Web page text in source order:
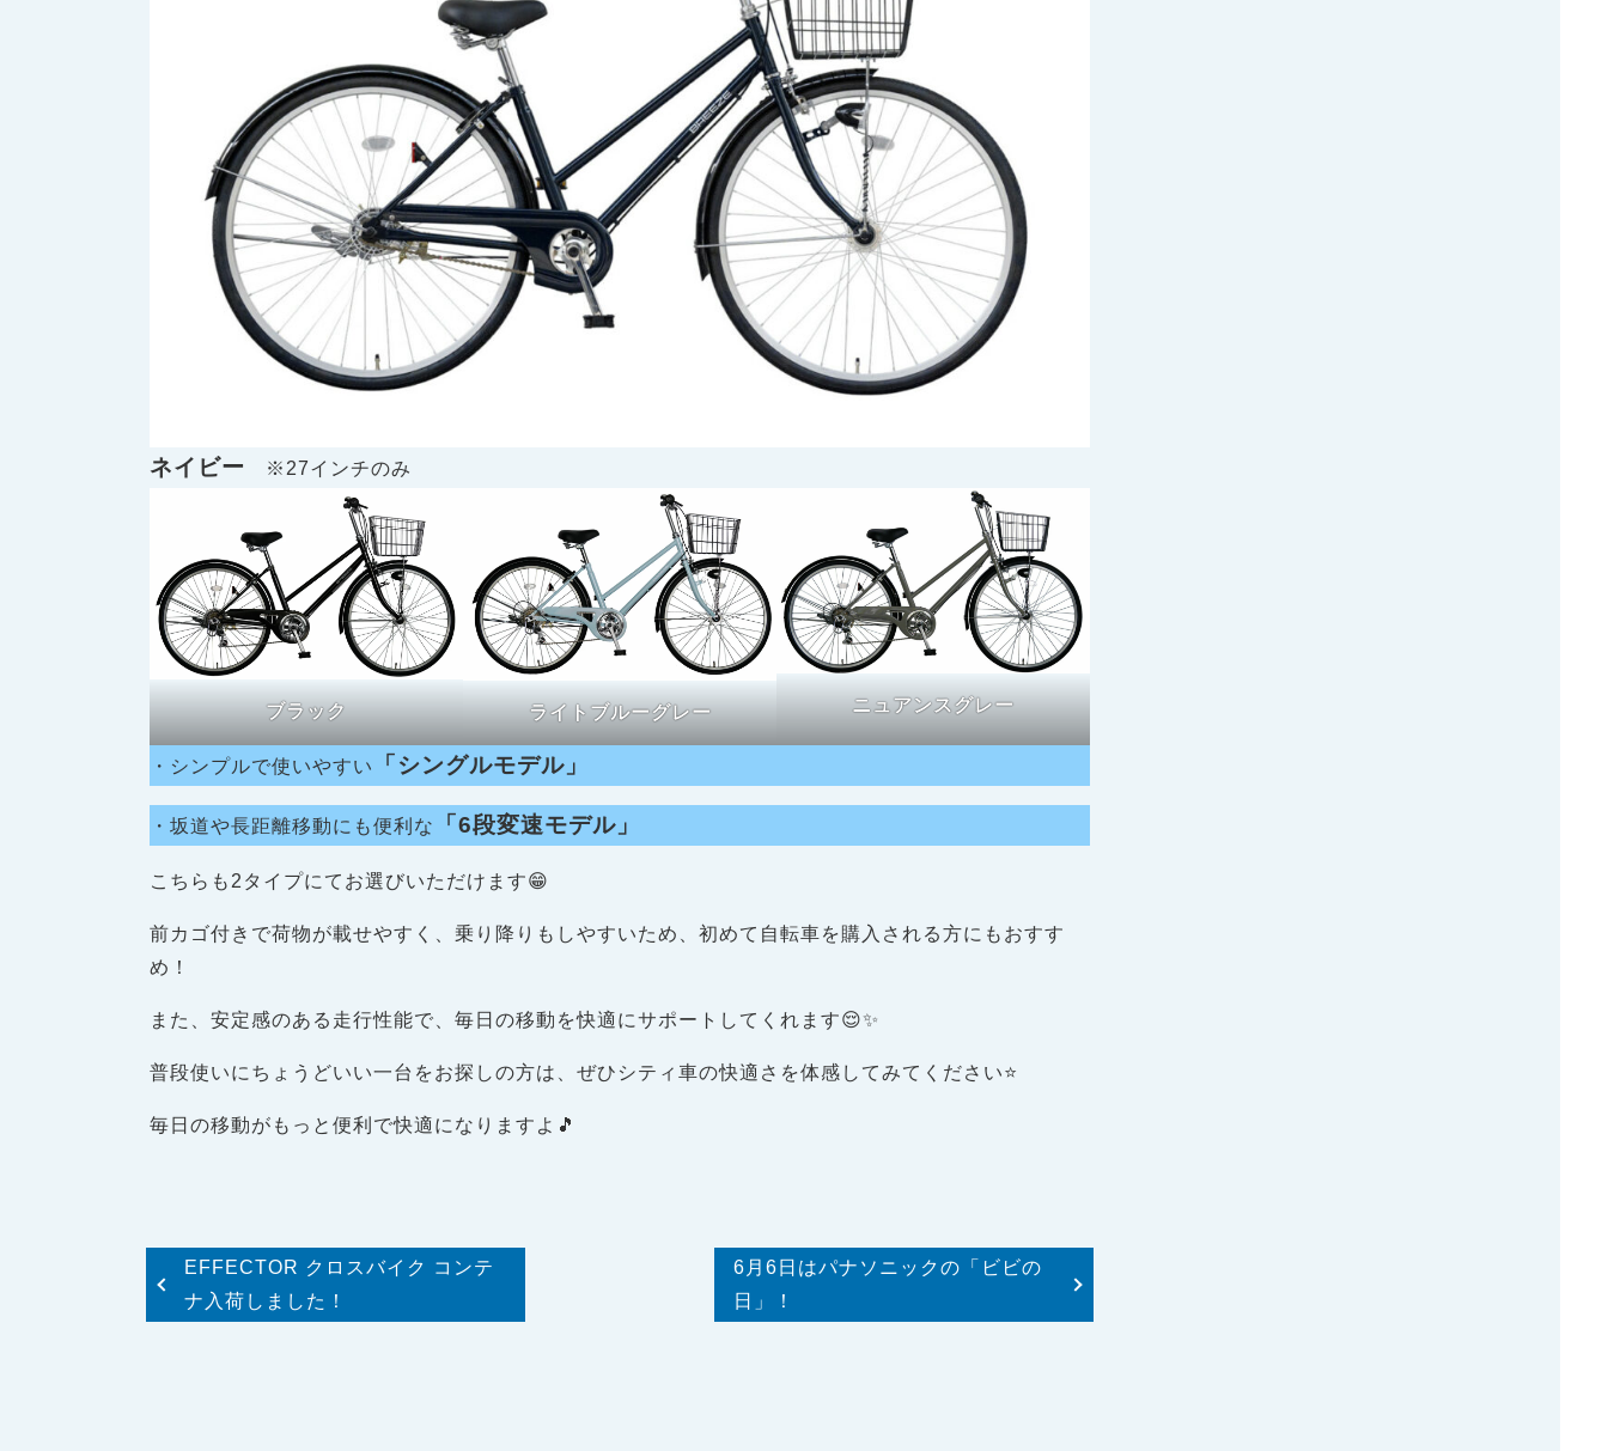
ネイビー ※27インチのみ
ブラック ライトブルーグレー ニュアンスグレー
・シンプルで使いやすい 「シングルモデル」
・坂道や長距離移動にも便利な 「6段変速モデル」
こちらも2タイプにてお選びいただけます😁
前カゴ付きで荷物が載せやすく、乗り降りもしやすいため、初めて自転車を購入される方にもおすす
め！
また、安定感のある走行性能で、毎日の移動を快適にサポートしてくれます😌✨
普段使いにちょうどいい一台をお探しの方は、ぜひシティ車の快適さを体感してみてください⭐
毎日の移動がもっと便利で快適になりますよ🎵
EFFECTOR クロスバイク コンテ
ナ入荷しました！
6月6日はパナソニックの「ビビの
日」！